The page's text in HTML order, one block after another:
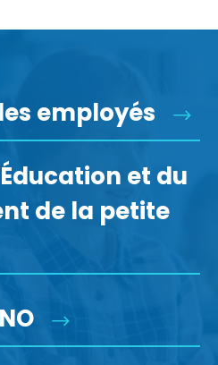
employés
et du
de la petite